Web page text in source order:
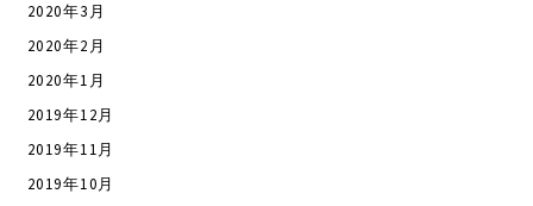
2020年3月
2020年2月
2020年1月
2019年12月
2019年11月
2019年10月